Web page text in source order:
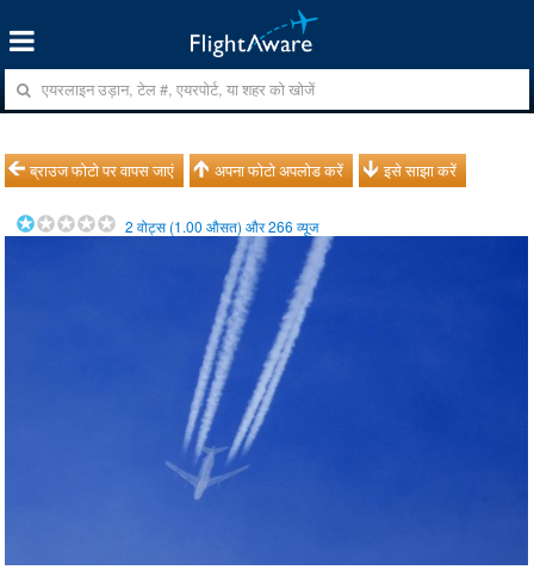
ब्राउज फोटो पर वापस जाएं अपना फोटो अपलोड करें इसे साझा करें
2 वोट्स (1.00 औसत) और266 व्यूज